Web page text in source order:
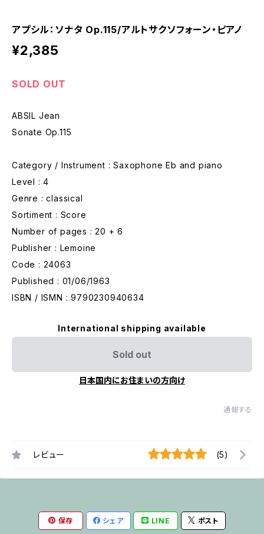
アプシル：ソナタ Op.115/アルトサクソフォーン・ピアノ
¥2,385
SOLD OUT
ABSIL Jean
Sonate Op.115
Category / Instrument : Saxophone Eb and piano
Level : 4
Genre : classical
Sortiment : Score
Number of pages : 20 + 6
Publisher : Lemoine
Code : 24063
Published : 01/06/1963
ISBN / ISMN : 9790230940634
International shipping available
Sold out
日本国内にお住まいの方向け
通報する
レビュー (5)
保存 シェア LINE ポスト